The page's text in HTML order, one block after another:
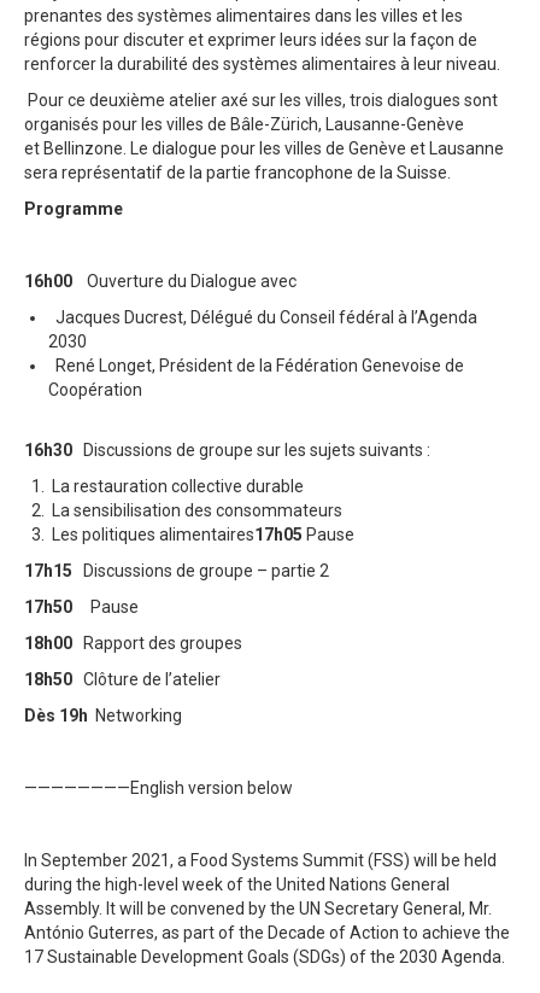
prenantes des systèmes alimentaires dans les villes et les
régions pour discuter et exprimer leurs idées sur la façon de
renforcer la durabilité des systèmes alimentaires à leur niveau.
Pour ce deuxième atelier axé sur les villes, trois dialogues sont
organisés pour les villes de Bâle-Zürich, Lausanne-Genève
et Bellinzone . Le dialogue pour les villes de Genève et Lausanne
sera représentatif de la partie francophone de la Suisse.
Programme
16h00 Ouverture du Dialogue avec
Jacques Ducrest, Délégué du Conseil fédéral à l’Agenda
2030
René Longet, Président de la Fédération Genevoise de
Coopération
16h30 Discussions de groupe sur les sujets suivants :
La restauration collective durable
La sensibilisation des consommateurs
Les politiques alimentaires17h05 Pause
17h15 Discussions de groupe – partie 2
1 7h50
Pause
18h00 Rapportdes groupes
1 8h50 Clôture de l’atelier
Dès 19h Networking
————————English version below
In September 2021, a Food Systems Summit (FSS) will be held
during the high-level week of the United Nations General
Assembly. It will be convened by the UN Secretary General, Mr.
António Guterres, as part of the Decade of Action to achieve the
17 Sustainable Development Goals (SDGs) of the 2030 Agenda.